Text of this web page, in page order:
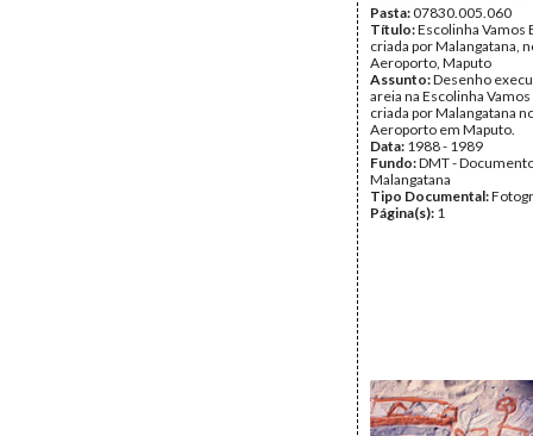
Pasta:07830.005.060
Título:Escolinha Vamos
criada por Malangatana,
Aeroporto, Maputo
Assunto:Desenho
areia na Escolinha
criada por Malangatana
Aeroporto em Maputo.
Data: 1988 - 1989
Fundo:DMT -
Malangatana
Tipo Documental:
Página(s): 1